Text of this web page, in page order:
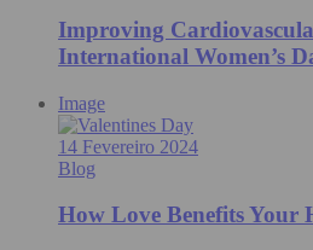
Improving
International Women’s
Image
14 Fevereiro 2024
Blog
How Love Benefits Your